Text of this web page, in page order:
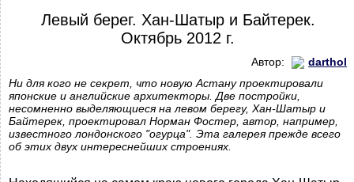
Левый берег. Хан-Шатыр и Байтерек.
Октябрь 2012 г.
Автор:
darthol
Ни для кого не секрет, что новую Астану проектировали
японские и английские архитекторы. Две постройки,
несомненно выделяющиеся на левом берегу, Хан-Шатыр и
Байтерек, проектировал Норман Фостер, автор, например,
известного лондонского "огурца". Эта галерея прежде всего
об этих двух интереснейших строениях.